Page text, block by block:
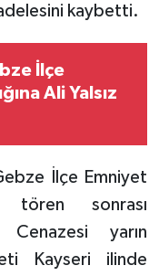
kaybetti.
İlçe
Ali Yalsız
İlçe Emniyet
tören sonrası
Cenazesi yarın
Kayseri ilinde